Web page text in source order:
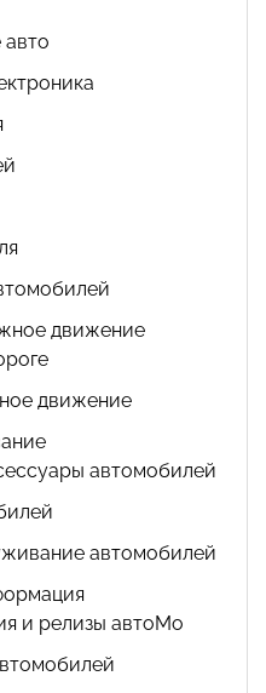
движение
движение
автомобилей
автомобилей
и релизы автоМо